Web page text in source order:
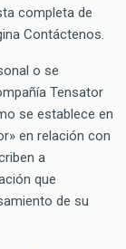
completa de
Contáctenos.
o se
Tensator
se establece en
en relación con
a
que
de su